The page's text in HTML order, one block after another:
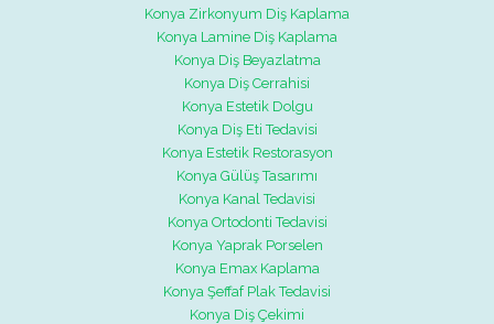
Konya Zirkonyum Diş Kaplama
Konya Lamine Diş Kaplama
Konya Diş Beyazlatma
Konya Diş Cerrahisi
Konya Estetik Dolgu
Konya Diş Eti Tedavisi
Konya Estetik Restorasyon
Konya Gülüş Tasarımı
Konya Kanal Tedavisi
Konya Ortodonti Tedavisi
Konya Yaprak Porselen
Konya Emax Kaplama
Konya Şeffaf Plak Tedavisi
Konya Diş Çekimi